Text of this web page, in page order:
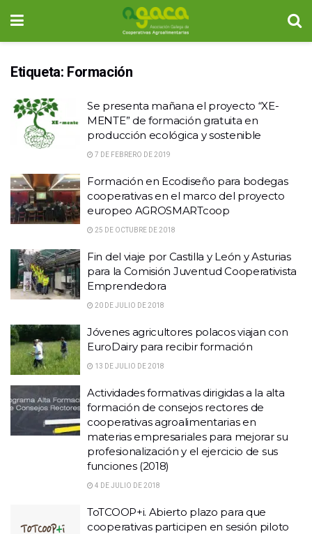
Etiqueta: Formación
Se presenta mañana el proyecto “XE-
MENTE” de formación gratuita en
producción ecológica y sostenible
7 DE FEBRERO DE 2019
Formación en Ecodiseño para bodegas
cooperativas en el marco del proyecto
europeo AGROSMARTcoop
25 DE OCTUBRE DE 2018
Fin del viaje por Castilla y León y Asturias
para la Comisión Juventud Cooperativista
Emprendedora
20 DE JULIO DE 2018
Jóvenes agricultores polacos viajan con
EuroDairy para recibir formación
13 DE JULIO DE 2018
Actividades formativas dirigidas a la alta
formación de consejos rectores de
cooperativas agroalimentarias en
materias empresariales para mejorar su
profesionalización y el ejercicio de sus
funciones (2018)
4 DE JULIO DE 2018
ToTCOOP+i. Abierto plazo para que
cooperativas participen en sesión piloto